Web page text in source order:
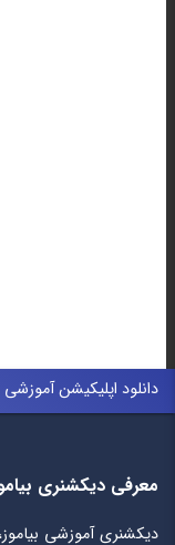
دانلود اپلیکیشن
معرفی دیکشنری
دیکشنری آموزشی